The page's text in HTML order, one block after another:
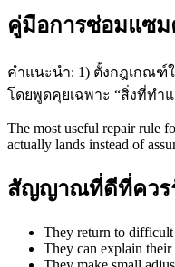
คู่มือการซ่อมแซ
คำแนะนำ: 1) ตั้งกฎเกณฑ์
โดยพูดคุยเฉพาะ “สิ่งที่ทำ
The most useful repair rule
actually lands instead of
สัญญาณที่ดีที่ควร
They return to difficult
They can explain their